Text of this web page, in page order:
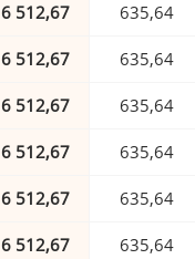
6 512,67 635,64
6 512,67 635,64
6 512,67 635,64
6 512,67 635,64
6 512,67 635,64
6 512,67 635,64